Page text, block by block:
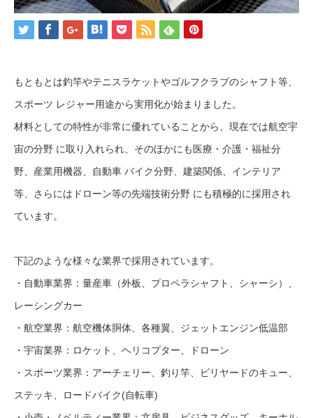
もともとは釣竿やテニスラケットやゴルフクラブのシャフト等、
スポーツ レジャー用途から実用化が始まりました。
材料としての特性が非常に優れていることから、現在では航空宇
宙の分野 に取り入れられ、そのほかにも医療・介護・福祉分
野、産業用機器、自動車 バイク分野、建築関係、インテリア
等、さらにはドローン等の先端技術分野 にも積極的に採用され
ています。
下記のような様々な業界で採用されています。
・自動車業界：量産車（外板、プロペラシャフト、シャーシ）、
レーシングカー
・航空業界：航空機体胴体、各種翼、ジェットエンジン低温部
・宇宙業界：ロケット、ヘリコプター、ドローン
・スポーツ業界：アーチェリー、釣り竿、ビリヤードのキュー、
ステッキ、ロードバイク(自転車)